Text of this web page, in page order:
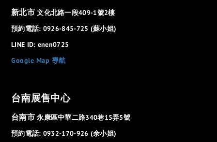
新北市文化北路一段409-1號2樓
預約電話: 0926-845-725 (蘇小姐)
LINE ID: enen0725
Google Map 導航
台南展售中心
台南市永康區中華二路340巷15弄5號
預約電話: 0932-170-926 (余小姐)